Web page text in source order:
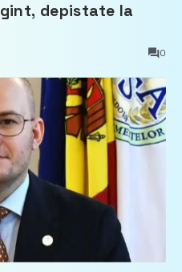
depistate la
0